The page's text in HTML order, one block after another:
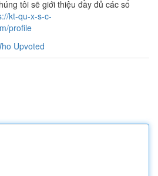
tôi sẽ giới thiệu đầy đủ các số
kt-qu-x-s-c-
profile
Upvoted